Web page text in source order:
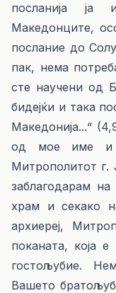
посланија ја
Македонците,
послание до
пак, нема
сте научени од
бидејќи и така
Македонија...“
од мое име и
Митрополитот
заблагодарам
храм и секако
архиереј,
поканата, која
гостољубие.
Вашето